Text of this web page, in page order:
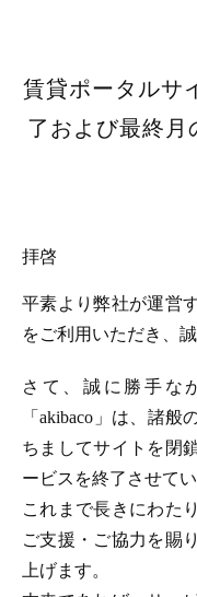
賃貸ポータルサ
了および最終月
拝啓
平素より弊社が運営
をご利用いただき、
さて、誠に勝手な
「akibaco」は、諸般
ちましてサイトを閉
ービスを終了させて
これまで長きにわた
ご支援・ご協力を賜
上げます。